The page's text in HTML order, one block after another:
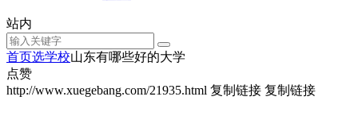
站内
首页选学校山东有哪些好的大学
点赞
http://www.xuegebang.com/21935.html 复制链接 复制链接